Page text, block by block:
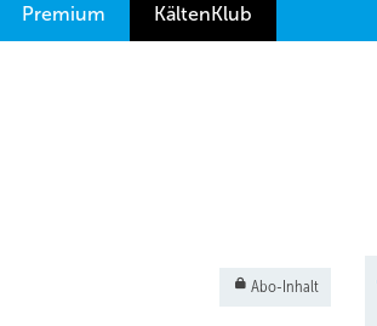
Premium KältenKlub
Abo-Inhalt